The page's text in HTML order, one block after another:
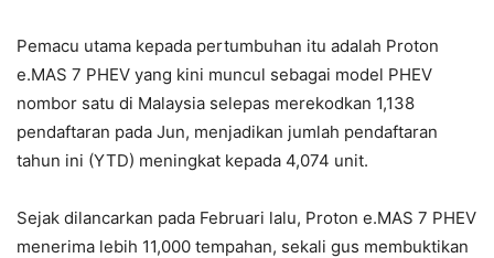
Pemacu utama kepada pertumbuhan itu adalah Proton
e.MAS 7 PHEV yang kini muncul sebagai model PHEV
nombor satu di Malaysia selepas merekodkan 1,138
pendaftaran pada Jun, menjadikan jumlah pendaftaran
tahun ini (YTD) meningkat kepada 4,074 unit.
Sejak dilancarkan pada Februari lalu, Proton e.MAS 7 PHEV
menerima lebih 11,000 tempahan, sekali gus membuktikan